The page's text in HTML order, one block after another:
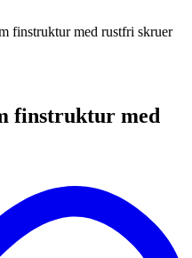
finstruktur med rustfri skruer
finstruktur med